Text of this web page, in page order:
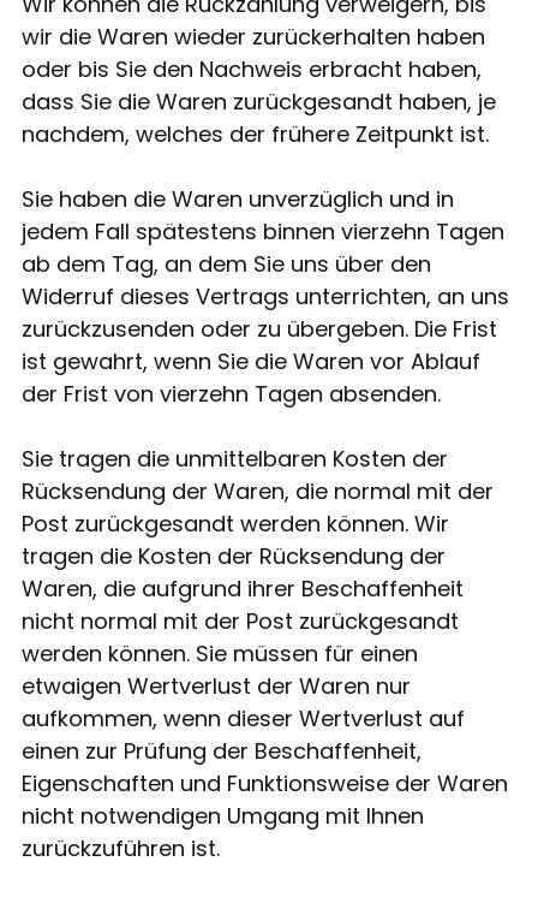
wir die Waren wieder zurückerhalten haben
oder bis Sie den Nachweis erbracht haben,
dass Sie die Waren zurückgesandt haben, je
nachdem, welches der frühere Zeitpunkt ist.
Sie haben die Waren unverzüglich und in
jedem Fall spätestens binnen vierzehn Tagen
ab dem Tag, an dem Sie uns über den
Widerruf dieses Vertrags unterrichten, an uns
zurückzusenden oder zu übergeben. Die Frist
ist gewahrt, wenn Sie die Waren vor Ablauf
der Frist von vierzehn Tagen absenden.
Sie tragen die unmittelbaren Kosten der
Rücksendung der Waren, die normal mit der
Post zurückgesandt werden können. Wir
tragen die Kosten der Rücksendung der
Waren, die aufgrund ihrer Beschaffenheit
nicht normal mit der Post zurückgesandt
werden können. Sie müssen für einen
etwaigen Wertverlust der Waren nur
aufkommen, wenn dieser Wertverlust auf
einen zur Prüfung der Beschaffenheit,
Eigenschaften und Funktionsweise der Waren
nicht notwendigen Umgang mit Ihnen
zurückzuführen ist.